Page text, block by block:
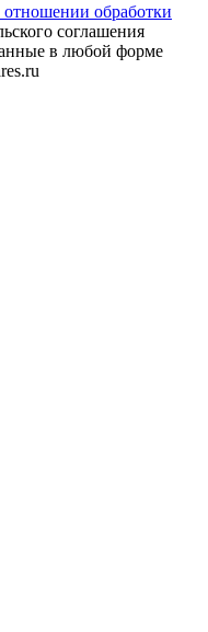
обработки
соглашения
в любой форме